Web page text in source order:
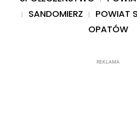
SANDOMIERZ
POWIAT
OPATÓW
REKLAMA